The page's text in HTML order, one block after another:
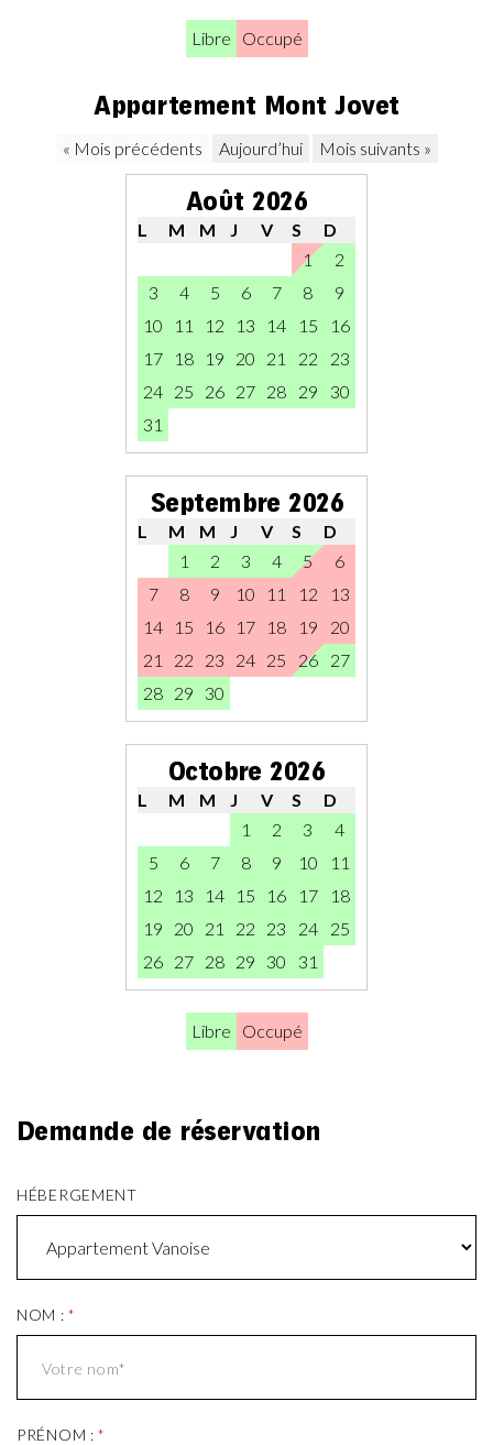
Libre Occupé
Appartement Mont Jovet
« Mois précédents Aujourd’hui Mois suivants »
Août 2026
L M M J V S
D
1
2
3
4 5 6 7 8
9
10
11 12 13 14 15
16
17
18 19 20 21 22
23
24 25 26 27 28 29
30
31
Septembre 2026
L M M J V S
D
1
2 3 4 5
6
7
8 9 10 11 12
13
14
15 16 17 18 19
20
21
22 23 24 25 26
27
28 29 30
Octobre 2026
L M M J V S
D
1
2 3
4
5
6 7 8 9 10
11
12
13 14 15 16 17
18
19
20 21 22 23 24
25
26 27 28 29 30 31
Libre Occupé
Demande de réservation
HÉBERGEMENT
NOM :*
PRÉNOM :*